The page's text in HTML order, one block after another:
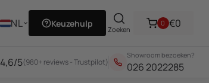
NL Keuzehulp
Zoeken
0 €0
4,6/5(980+ reviews - Trustpilot)
Showroom bezoeken?
026 2022285